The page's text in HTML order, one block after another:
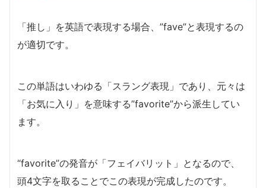
「推し」を英語で表現する場合、”fave”と表現するの
が適切です。
この単語はいわゆる「スラング表現」であり、元々は
「お気に入り」を意味する”favorite”から派生してい
ます。
“favorite”の発音が「フェイバリット」となるので、
頭4文字を取ることでこの表現が完成したのです。